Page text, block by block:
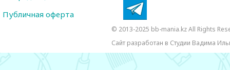
Публичная оферта
© 2013-2025 bb-mania.kz All Rights
Сайт разработан в Студии Вадима